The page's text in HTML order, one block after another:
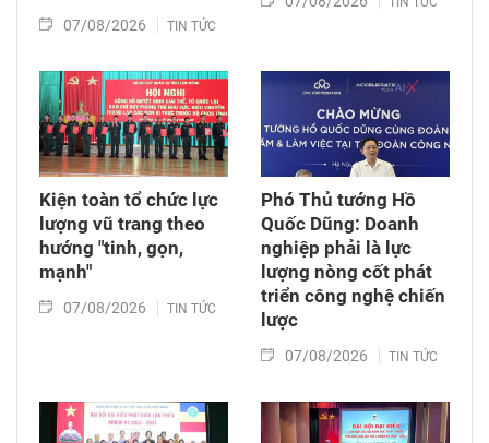
07/08/2026 TIN TỨC
Kiện toàn tổ chức lực
lượng vũ trang theo
hướng "tinh, gọn,
mạnh"
07/08/2026 TIN TỨC
Phó Thủ tướng Hồ
Quốc Dũng: Doanh
nghiệp phải là lực
lượng nòng cốt phát
triển công nghệ chiến
lược
07/08/2026 TIN TỨC